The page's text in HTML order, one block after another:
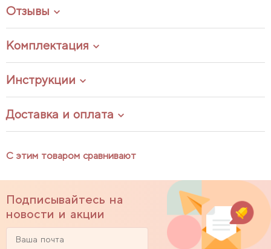
Отзывы
Комплектация
Инструкции
Доставка и оплата
С этим товаром сравнивают
Подписывайтесь на
новости и акции